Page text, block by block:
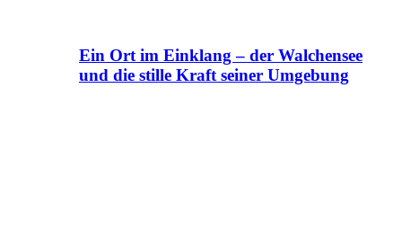
Ein Ort im Einklang – der Walchensee
und die stille Kraft seiner Umgebung